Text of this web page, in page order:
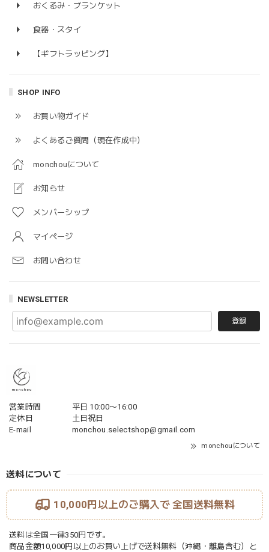
おくるみ・ブランケット
食器・スタイ
【ギフトラッピング】
SHOP INFO
お買い物ガイド
よくあるご質問（現在作成中）
monchouについて
お知らせ
メンバーシップ
マイページ
お問い合わせ
NEWSLETTER
登録
営業時間
平日 10:00〜16:00
定休日
土日祝日
E-mail
monchou.selectshop@gmail.com
monchouについて
送料について
10,000円以上のご購入で 全国送料無料
送料は全国一律350円です。
商品金額10,000円以上のお買い上げで送料無料（沖縄・離島含む）と